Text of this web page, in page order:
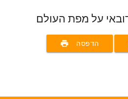
על מפת העולם
print הדפסה